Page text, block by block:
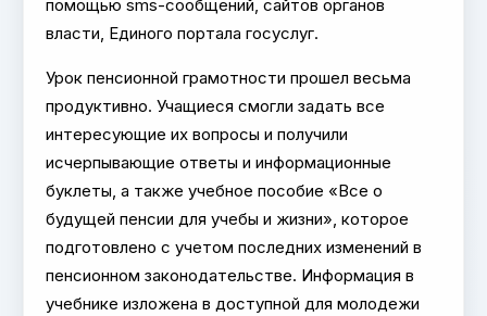
помощью sms-сообщений, сайтов органов
власти, Единого портала госуслуг.
Урок пенсионной грамотности прошел весьма
продуктивно. Учащиеся смогли задать все
интересующие их вопросы и получили
исчерпывающие ответы и информационные
буклеты, а также учебное пособие «Все о
будущей пенсии для учебы и жизни», которое
подготовлено с учетом последних изменений в
пенсионном законодательстве. Информация в
учебнике изложена в доступной для молодежи